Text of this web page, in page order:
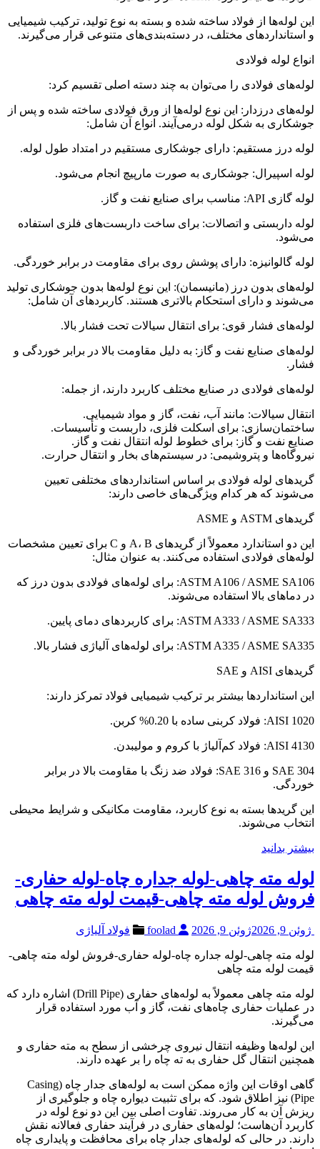
این لوله‌ها از فولاد ساخته شده و بسته به نوع تولید، ترکیب شیمیایی
و استانداردهای مختلف، در دسته‌بندی‌های متنوعی قرار می‌گیرند.
انواع لوله فولادی
لوله‌های فولادی را می‌توان به چند دسته اصلی تقسیم کرد:
لوله‌های درزدار: این نوع لوله‌ها از ورق فولادی ساخته شده و پس از
جوشکاری به شکل لوله درمی‌آیند. انواع آن شامل:
لوله درز مستقیم: دارای جوشکاری مستقیم در امتداد طول لوله.
لوله اسپیرال: جوشکاری به صورت مارپیچ انجام می‌شود.
لوله گازی API: مناسب برای صنایع نفت و گاز.
لوله داربستی و اتصالات: برای ساخت داربست‌های فلزی استفاده
می‌شود.
لوله گالوانیزه: دارای پوشش روی برای مقاومت در برابر خوردگی.
لوله‌های بدون درز (مانیسمان): این نوع لوله‌ها بدون جوشکاری تولید
می‌شوند و دارای استحکام بالاتری هستند. کاربردهای آن شامل:
لوله‌های فشار قوی: برای انتقال سیالات تحت فشار بالا.
لوله‌های صنایع نفت و گاز: به دلیل مقاومت بالا در برابر خوردگی و
فشار.
لوله‌های فولادی در صنایع مختلف کاربرد دارند، از جمله:
انتقال سیالات: مانند آب، نفت، گاز و مواد شیمیایی.
ساختمان‌سازی: برای اسکلت فلزی، داربست و تأسیسات.
صنایع نفت و گاز: برای خطوط لوله انتقال نفت و گاز.
نیروگاه‌ها و پتروشیمی: در سیستم‌های بخار و انتقال حرارت.
گریدهای لوله فولادی بر اساس استانداردهای مختلفی تعیین
می‌شوند که هر کدام ویژگی‌های خاصی دارند:
گریدهای ASTM و ASME
این دو استاندارد معمولاً از گریدهای A، B و C برای تعیین مشخصات
لوله‌های فولادی استفاده می‌کنند. به عنوان مثال:
ASTM A106 / ASME SA106: برای لوله‌های فولادی بدون درز که
در دماهای بالا استفاده می‌شوند.
ASTM A333 / ASME SA333: برای کاربردهای دمای پایین.
ASTM A335 / ASME SA335: برای لوله‌های آلیاژی فشار بالا.
گریدهای AISI و SAE
این استانداردها بیشتر بر ترکیب شیمیایی فولاد تمرکز دارند:
AISI 1020: فولاد کربنی ساده با 0.20% کربن.
AISI 4130: فولاد کم‌آلیاژ با کروم و مولیبدن.
SAE 304 و SAE 316: فولاد ضد زنگ با مقاومت بالا در برابر
خوردگی.
این گریدها بسته به نوع کاربرد، مقاومت مکانیکی و شرایط محیطی
انتخاب می‌شوند.
بیشتر بدانید
لوله مته چاهی-لوله جداره چاه-لوله حفاری-
فروش لوله مته چاهی-قیمت لوله مته چاهی
ژوئن 9, 2026 ژوئن 9, 2026 فولاد آلیاژی
لوله مته چاهی-لوله جداره چاه-لوله حفاری-فروش لوله مته چاهی-
قیمت لوله مته چاهی
لوله مته چاهی معمولاً به لوله‌های حفاری (Drill Pipe) اشاره دارد که
در عملیات حفاری چاه‌های نفت، گاز و آب مورد استفاده قرار
می‌گیرند.
این لوله‌ها وظیفه انتقال نیروی چرخشی از سطح به مته حفاری و
همچنین انتقال گل حفاری به ته چاه را بر عهده دارند.
گاهی اوقات این واژه ممکن است به لوله‌های جدار چاه (Casing
Pipe) نیز اطلاق شود. که برای تثبیت دیواره چاه و جلوگیری از
ریزش آن به کار می‌روند. تفاوت اصلی بین این دو نوع لوله در
کاربرد آن‌هاست؛ لوله‌های حفاری در فرآیند حفاری فعالانه نقش
دارند. در حالی که لوله‌های جدار چاه برای محافظت و پایداری چاه